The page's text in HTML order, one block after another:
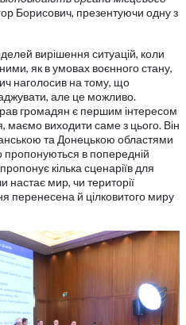
Борисович, презентуючи одну з
вирішення ситуацій, коли
як в умовах воєнного стану,
наголосив на тому, що
але це можливо.
громадян є першим інтересом
маємо виходити саме з цього. Він
та Донецькою областями
пропонуються в попередній
кілька сценаріїв для
настає мир, чи території
перенесена й цілковитого миру